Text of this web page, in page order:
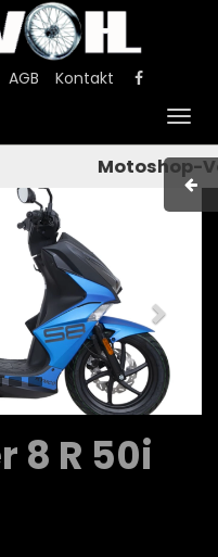
AGB
Kontakt
Motoshop-
Next
8 R 50i